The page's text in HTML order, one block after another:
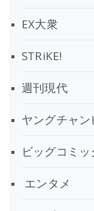
EX大衆
STRiKE!
週刊現代
ヤングチャン
ビッグコミ
エンタメ